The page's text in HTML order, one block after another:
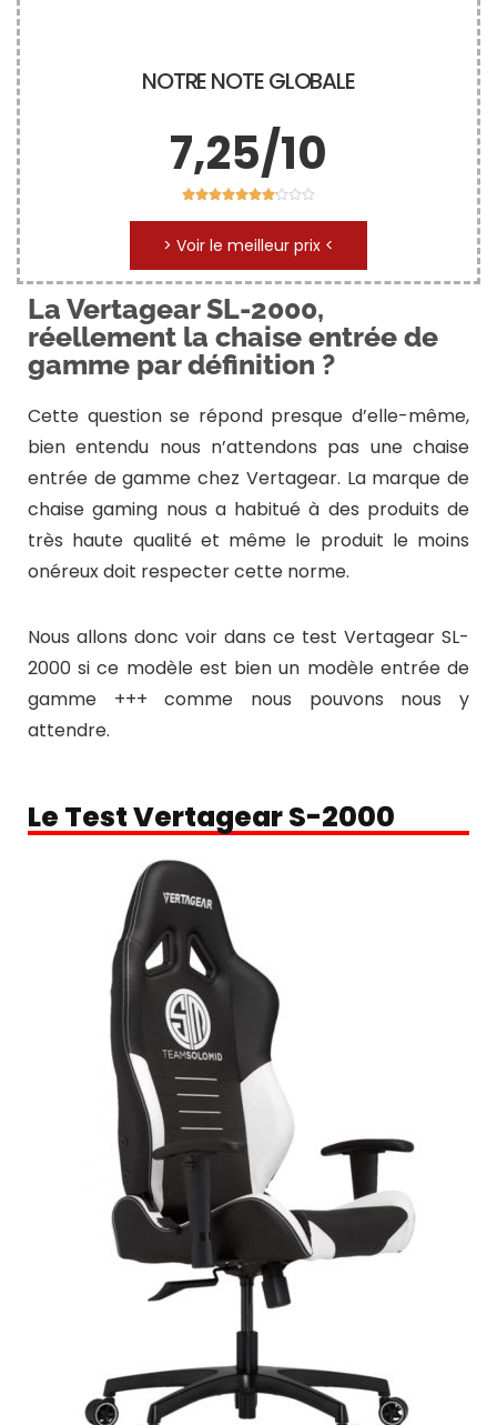
NOTRE NOTE GLOBALE
7,25/10

> Voir le meilleur prix <
La Vertagear SL-2000,
réellement la chaise entrée de
gamme par définition ?
Cette question se répond presque d’elle-même,
bien entendu nous n’attendons pas une chaise
entrée de gamme chez Vertagear. La marque de
chaise gaming nous a habitué à des produits de
très haute qualité et même le produit le moins
onéreux doit respecter cette norme.
Nous allons donc voir dans ce test Vertagear SL-
2000 si ce modèle est bien un modèle entrée de
gamme +++ comme nous pouvons nous y
attendre.
Le Test Vertagear S-2000